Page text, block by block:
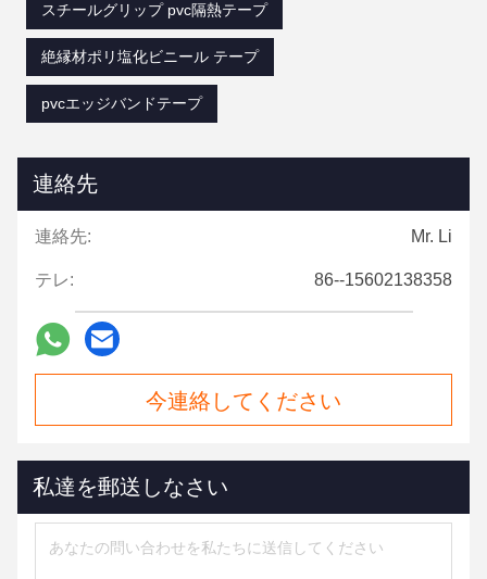
スチールグリップ pvc隔熱テープ
絶縁材ポリ塩化ビニール テープ
pvcエッジバンドテープ
連絡先
連絡先: Mr. Li
テレ: 86--15602138358
今連絡してください
私達を郵送しなさい